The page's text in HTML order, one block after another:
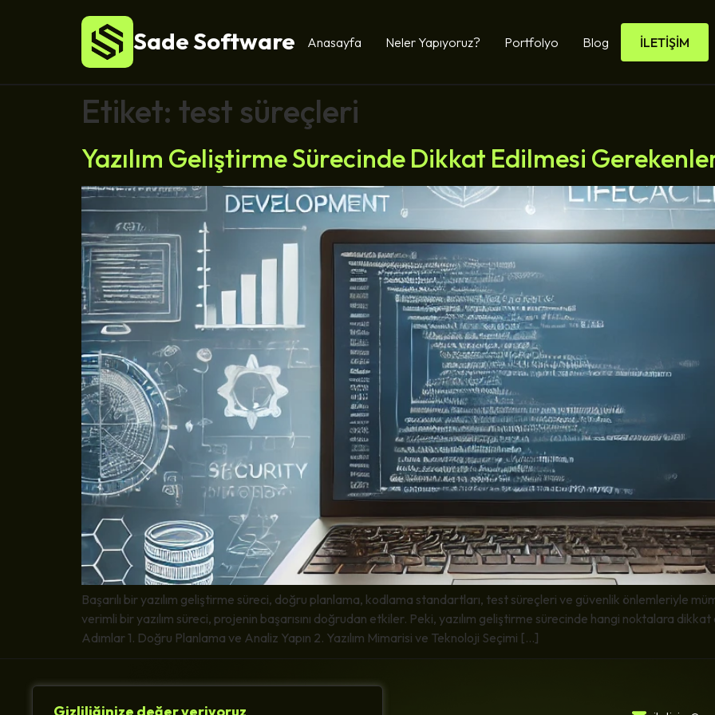
Sade Software Anasayfa Neler Yapıyoruz? Portfolyo Blog İLETİŞİM
Etiket: test süreçleri
Yazılım Geliştirme Sürecinde Dikkat Edilmesi
Başarılı bir yazılım geliştirme süreci, doğru planlama, kodlama standartları, test süreçleri ve güvenlik önlemleriyle
verimli bir yazılım süreci, projenin başarısını doğrudan etkiler. Peki, yazılım geliştirme sürecinde hangi noktalara
Adımlar 1. Doğru Planlama ve Analiz Yapın 2. Yazılım Mimarisi ve Teknoloji Seçimi […]